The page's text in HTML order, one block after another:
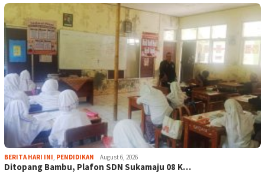
BERITA HARI INI, PENDIDIKAN August 6, 2026
Ditopang Bambu, Plafon SDN Sukamaju 08 K…